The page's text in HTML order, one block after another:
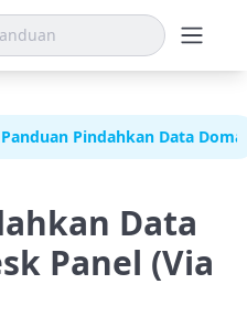
Panduan Pindahkan Data
Data
Panel (Via